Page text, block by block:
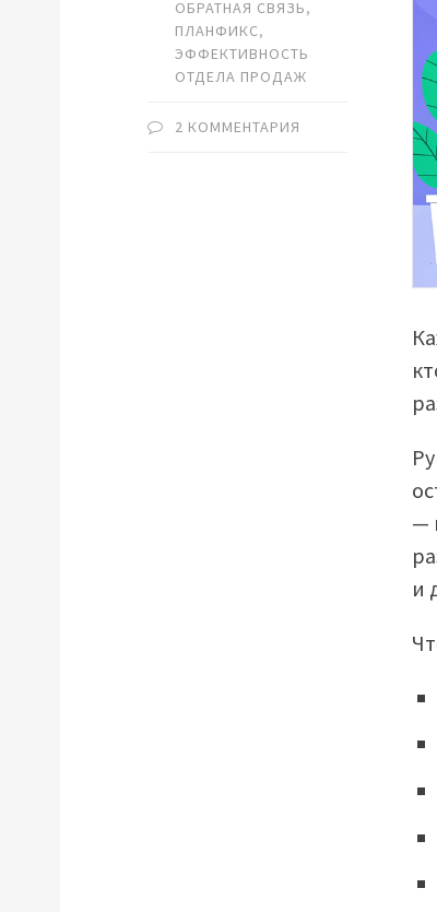
ОБРАТНАЯ СВЯЗЬ,
ПЛАНФИКС,
ЭФФЕКТИВНОСТЬ
ОТДЕЛА ПРОДАЖ
2 КОММЕНТАРИЯ
—
и